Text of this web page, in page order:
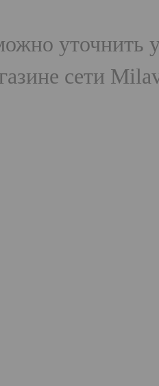
уточнить
сети